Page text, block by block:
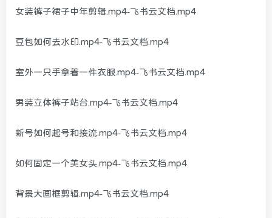
女装裤子裙子中年剪辑.mp4-飞书云文档.mp4
豆包如何去水印.mp4-飞书云文档.mp4
室外一只手拿着一件衣服.mp4-飞书云文档.mp4
男装立体裤子站台.mp4-飞书云文档.mp4
新号如何起号和接流.mp4-飞书云文档.mp4
如何固定一个美女头.mp4-飞书云文档.mp4
背景大画框剪辑.mp4-飞书云文档.mp4